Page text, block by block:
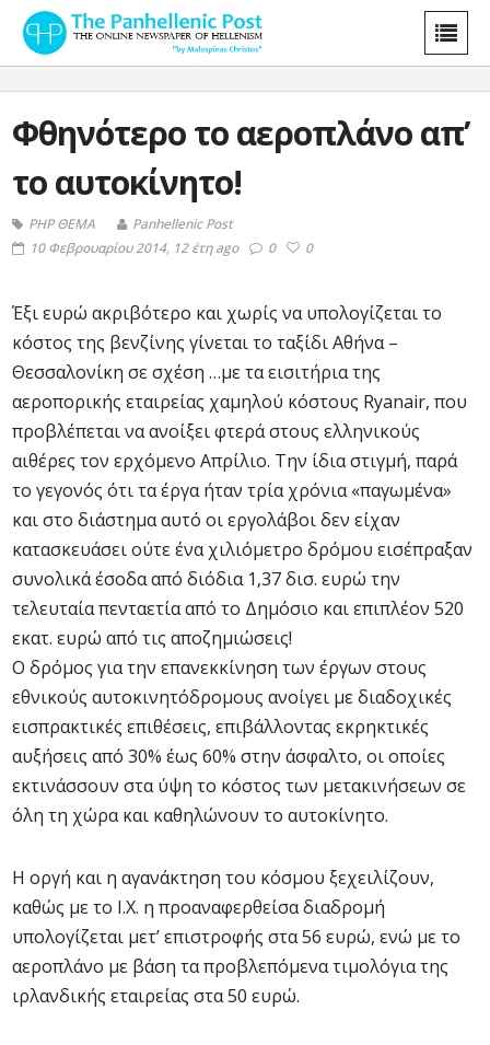
Φθηνότερο το αεροπλάνο απ’
το αυτοκίνητο!
PHP ΘΕΜΑ
Panhellenic Post
10 Φεβρουαρίου 2014, 12 έτη ago
0 0
Έξι ευρώ ακριβότερο και χωρίς να υπολογίζεται το
κόστος της βενζίνης γίνεται το ταξίδι Αθήνα –
Θεσσαλονίκη σε σχέση …με τα εισιτήρια της
αεροπορικής εταιρείας χαμηλού κόστους Ryanair, που
προβλέπεται να ανοίξει φτερά στους ελληνικούς
αιθέρες τον ερχόμενο Απρίλιο. Την ίδια στιγμή, παρά
το γεγονός ότι τα έργα ήταν τρία χρόνια «παγωμένα»
και στο διάστημα αυτό οι εργολάβοι δεν είχαν
κατασκευάσει ούτε ένα χιλιόμετρο δρόμου εισέπραξαν
συνολικά έσοδα από διόδια 1,37 δισ. ευρώ την
τελευταία πενταετία από το Δημόσιο και επιπλέον 520
εκατ. ευρώ από τις αποζημιώσεις!
Ο δρόμος για την επανεκκίνηση των έργων στους
εθνικούς αυτοκινητόδρομους ανοίγει με διαδοχικές
εισπρακτικές επιθέσεις, επιβάλλοντας εκρηκτικές
αυξήσεις από 30% έως 60% στην άσφαλτο, οι οποίες
εκτινάσσουν στα ύψη το κόστος των μετακινήσεων σε
όλη τη χώρα και καθηλώνουν το αυτοκίνητο.
Η οργή και η αγανάκτηση του κόσμου ξεχειλίζουν,
καθώς με το Ι.Χ. η προαναφερθείσα διαδρομή
υπολογίζεται μετ’ επιστροφής στα 56 ευρώ, ενώ με το
αεροπλάνο με βάση τα προβλεπόμενα τιμολόγια της
ιρλανδικής εταιρείας στα 50 ευρώ.